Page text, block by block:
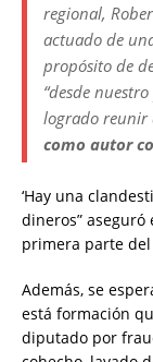
regional,
actuado de
propósito de
“desde
logrado reunir
como autor
‘Hay una
dineros”
primera parte
Además, se
está formación
diputado por